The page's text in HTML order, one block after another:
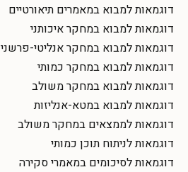
דוגמאות למבוא במאמרים תיאורטיים
דוגמאות למבוא במחקר איכותני
דוגמאות למבוא במחקר אנליטי-פרשני
דוגמאות למבוא במחקר כמותי
דוגמאות למבוא במחקר משולב
דוגמאות למבוא במטא-אנליזות
דוגמאות לממצאים במחקר משולב
דוגמאות לניתוח תוכן כמותי
דוגמאות לסיכומים במאמרי סקירה